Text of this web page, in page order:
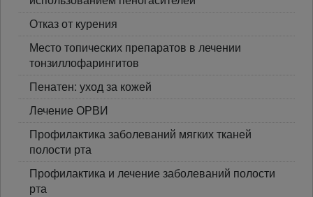
Отказ от курения
Место топических препаратов в лечении
тонзиллофарингитов
Пенатен: уход за кожей
Лечение ОРВИ
Профилактика заболеваний мягких тканей
полости рта
Профилактика и лечение заболеваний полости
рта